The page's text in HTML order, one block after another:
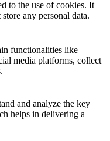
to the use of cookies. It
store any personal data.
functionalities like
media platforms, collect
and analyze the key
helps in delivering a